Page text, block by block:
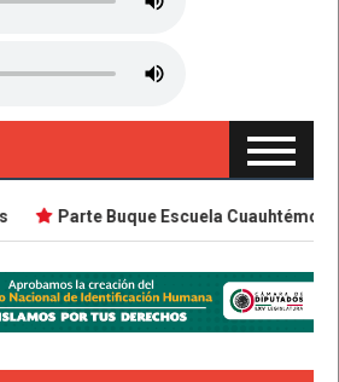
Parte Buque Escuela Cuauhtémoc en